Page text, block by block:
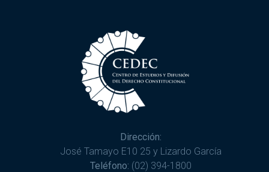
Dirección:
José Tamayo E10 25 y Lizardo García
Teléfono: (02) 394-1800